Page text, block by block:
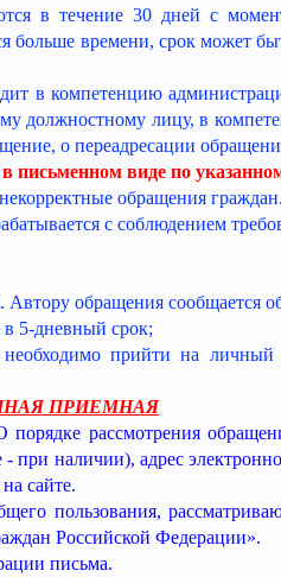
в течение 30 дней с
больше времени, срок может
в компетенцию
должностному лицу, в
о переадресации
виде по
обращения граждан.
с соблюдением
обращения сообщается
5-дневный срок;
прийти на
ПРИЕМНАЯ
рассмотрения
наличии), адрес
сайте.
пользования,
Российской Федерации».
письма.